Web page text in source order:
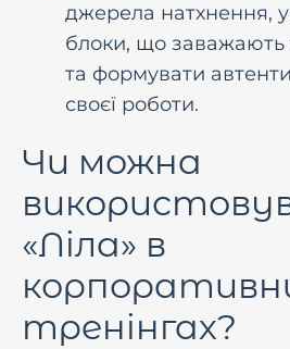
джерела натхнення,
блоки, що заважають
та формувати
своєї роботи.
Чи можна
«Ліла» в
тренінгах?